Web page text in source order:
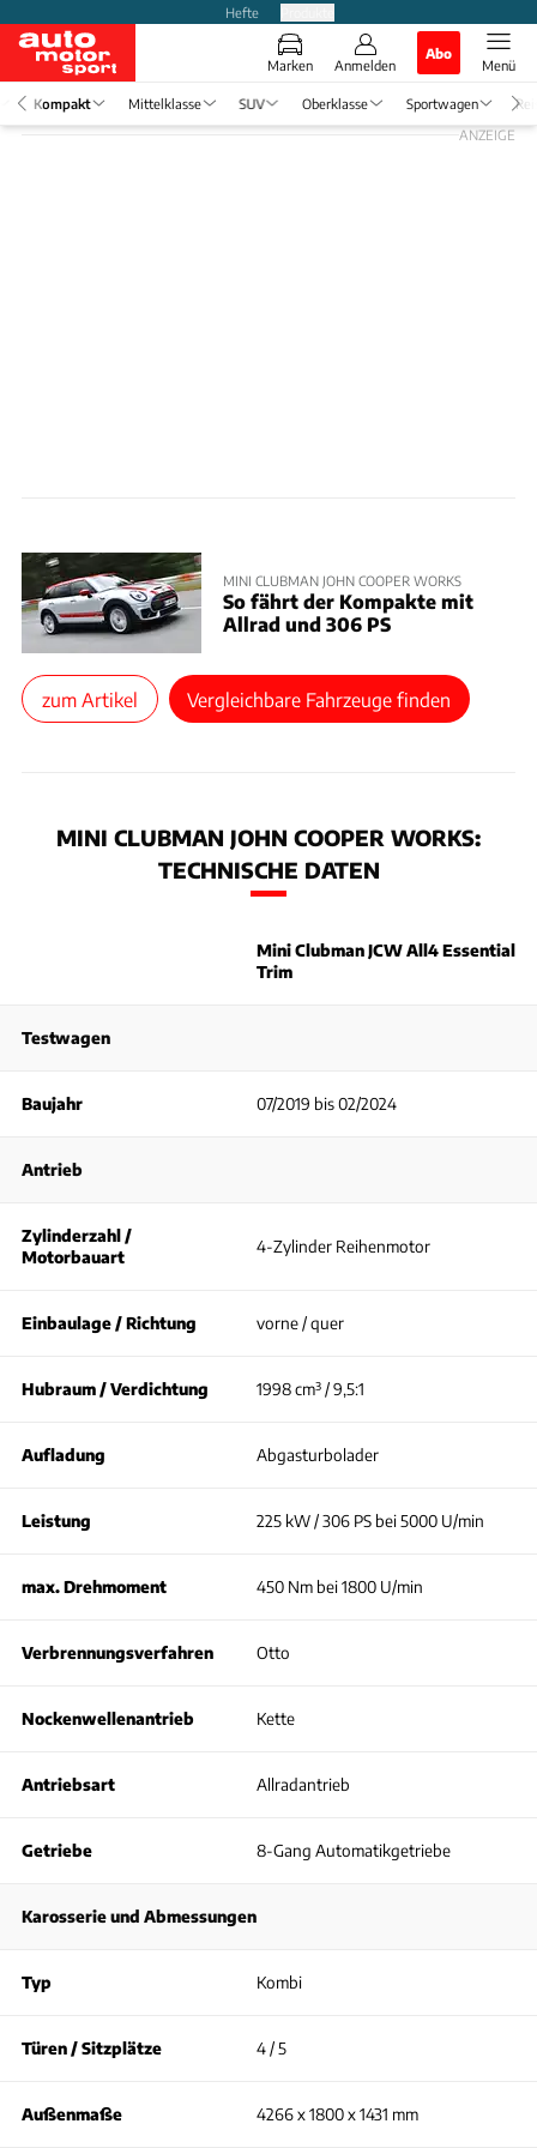
Hefte
Marken Anmelden
Abo
Menü
Kompakt Mittelklasse SUV Oberklasse Sportwagen
ANZEIGE
MINI CLUBMAN JOHN COOPER WORKS
So fährt der Kompakte mit
Allrad und 306 PS
zum Artikel Vergleichbare Fahrzeuge finden
MINI CLUBMAN JOHN COOPER WORKS:
TECHNISCHE DATEN
Mini Clubman JCW All4 Essential
Trim
Testwagen
Baujahr 07/2019 bis 02/2024
Antrieb
Zylinderzahl /
Motorbauart
4-Zylinder Reihenmotor
Einbaulage / Richtung vorne / quer
Hubraum / Verdichtung 1998 cm³ / 9,5:1
Aufladung Abgasturbolader
Leistung 225 kW / 306 PS bei 5000 U/min
max. Drehmoment 450 Nm bei 1800 U/min
Verbrennungsverfahren Otto
Nockenwellenantrieb Kette
Antriebsart Allradantrieb
Getriebe 8-Gang Automatikgetriebe
Karosserie und Abmessungen
Typ Kombi
Türen / Sitzplätze 4 / 5
Außenmaße 4266 x 1800 x 1431 mm